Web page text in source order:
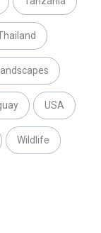
USA
Wildlife